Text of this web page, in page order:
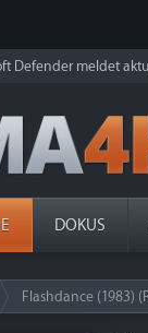
Defender meldet
DOKUS
Flashdance (1983)